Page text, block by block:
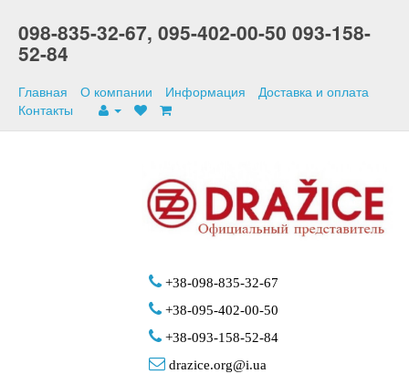
098-835-32-67, 095-402-00-50 093-158-
52-84
Главная О компании Информация
Доставка и оплата
Контакты
+38-098-835-32-67
+38-095-402-00-50
+38-093-158-52-84
drazice.org@i.ua